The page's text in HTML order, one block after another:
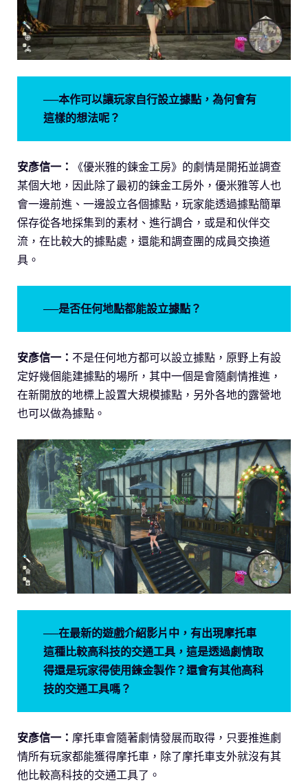
──本作可以讓玩家自行設立據點，為何會有
這樣的想法呢？
安彥信一：
《優米雅的鍊金工房》的劇情是開拓並調查
某個大地，因此除了最初的鍊金工房外，優米雅等人也
會一邊前進、一邊設立各個據點，玩家能透過據點簡單
保存從各地採集到的素材、進行調合，或是和伙伴交
流，在比較大的據點處，還能和調查團的成員交換道
具。
──是否任何地點都能設立據點？
安彥信一： 不是任何地方都可以設立據點，原野上有設
定好幾個能建據點的場所，其中一個是會隨劇情推進，
在新開放的地標上設置大規模據點，另外各地的露營地
也可以做為據點。
──在最新的遊戲介紹影片中，有出現摩托車
這種比較高科技的交通工具，這是透過劇情取
得還是玩家得使用鍊金製作？還會有其他高科
技的交通工具嗎？
安彥信一： 摩托車會隨著劇情發展而取得，只要推進劇
情所有玩家都能獲得摩托車，除了摩托車支外就沒有其
他比較高科技的交通工具了。